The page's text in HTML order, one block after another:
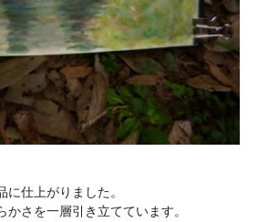
仕上がりました。
さを一層引き立てています。